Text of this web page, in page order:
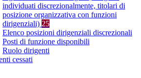
individuati discrezionalmente, titolari di
posizione organizzativa con funzioni
dirigenziali) 25
Elenco posizioni dirigenziali discrezionali
Posti di funzione disponibili
Ruolo dirigenti
cessati